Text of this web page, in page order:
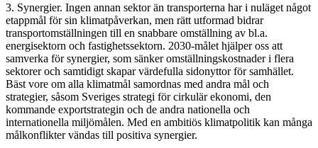
3. Synergier. Ingen annan sektor än transporterna har i nuläget något
etappmål för sin klimatpåverkan, men rätt utformad bidrar
transportomställningen till en snabbare omställning av bl.a.
energisektorn och fastighetssektorn. 2030-målet hjälper oss att
samverka för synergier, som sänker omställningskostnader i flera
sektorer och samtidigt skapar värdefulla sidonyttor för samhället.
Bäst vore om alla klimatmål samordnas med andra mål och
strategier, såsom Sveriges strategi för cirkulär ekonomi, den
kommande exportstrategin och de andra nationella och
internationella miljömålen. Med en ambitiös klimatpolitik kan många
målkonflikter vändas till positiva synergier.